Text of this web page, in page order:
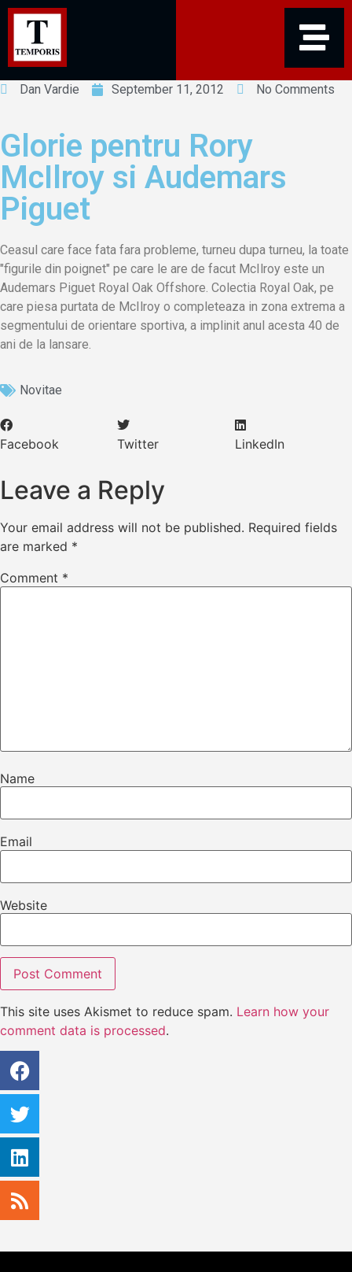
Dan Vardie September 11, 2012 No Comments
Glorie pentru Rory
McIlroy si Audemars
Piguet
Ceasul care face fata fara probleme, turneu dupa turneu, la toate
"figurile din poignet" pe care le are de facut McIlroy este un
Audemars Piguet Royal Oak Offshore. Colectia Royal Oak, pe
care piesa purtata de McIlroy o completeaza in zona extrema a
segmentului de orientare sportiva, a implinit anul acesta 40 de
ani de la lansare.
Novitae
Facebook Twitter LinkedIn
Leave a Reply
Your email address will not be published. Required fields
are marked *
Comment *
Name
Email
Website
This site uses Akismet to reduce spam. Learn how your
comment data is processed.